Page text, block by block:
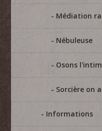
Médiation
Nébuleuse
Osons
Sorcière on
Informations